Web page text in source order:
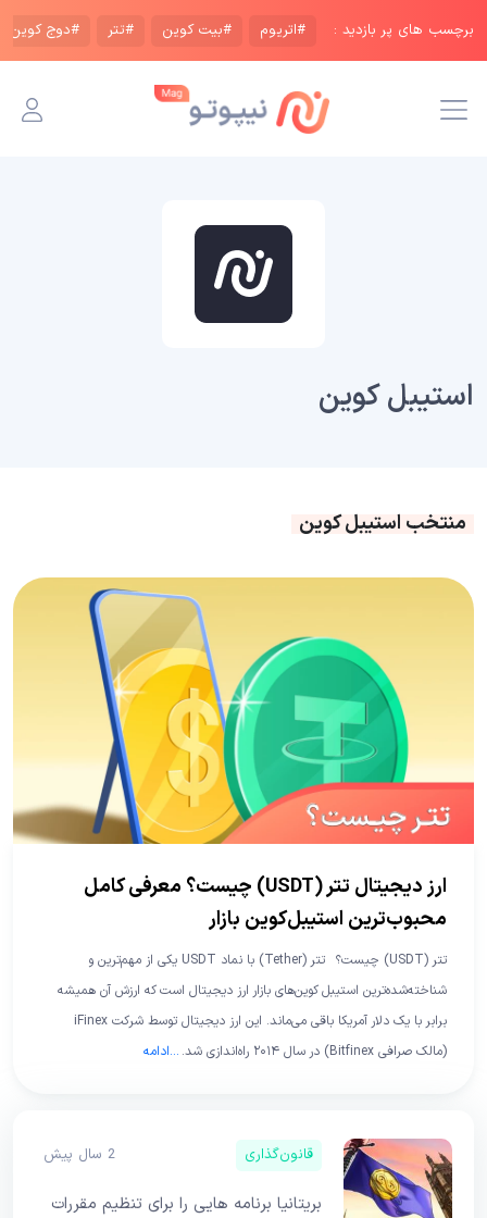
برچسب های پر بازدید : #اتریوم #بیت کوین #تتر #دوج کوین
استیبل کوین
منتخب استیبل کوین
ارز دیجیتال تتر (USDT) چیست؟ معرفی کامل
محبوب‌ترین استیبل‌کوین بازار
تتر (USDT) چیست؟ تتر (Tether) با نماد USDT یکی از مهم‌ترین و
شناخته‌شده‌ترین استیبل کوین‌های بازار ارز دیجیتال است که ارزش آن همیشه
برابر با یک دلار آمریکا باقی می‌ماند. این ارز دیجیتال توسط شرکت iFinex
(مالک صرافی Bitfinex) در سال ۲۰۱۴ راه‌اندازی شد.
...ادامه
قانون‌گذاری 2 سال پیش
بریتانیا برنامه هایی را برای تنظیم مقررات